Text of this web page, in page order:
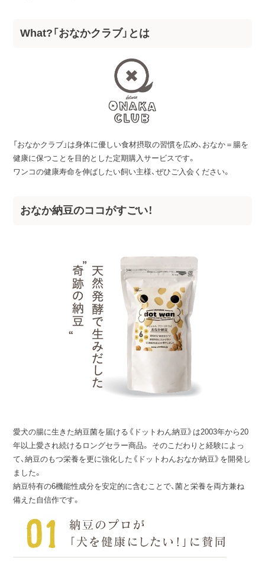
What?「おなかクラブ」とは
「おなかクラブ」は身体に優しい食材摂取の習慣を広め、おなか＝腸を
健康に保つことを目的とした定期購入サービスです。
ワンコの健康寿命を伸ばしたい飼い主様、ぜひご入会ください。
おなか納豆のココがすごい！
愛犬の腸に生きた納豆菌を届ける《ドットわん納豆》は2003年から20
年以上愛され続けるロングセラー商品。 そのこだわりと経験によっ
て、納豆のもつ栄養を更に強化した《ドットわんおなか納豆》を開発し
ました。
納豆特有の6機能性成分を安定的に含むことで、菌と栄養を両方兼ね
備えた自信作です。